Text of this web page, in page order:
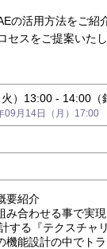
の活用方法をご
セスをご提案い
）13:00 - 14:00（
月14日（月）17:00
要紹介
み合わせる事で実
する『テクスチ
機能設計の中でト